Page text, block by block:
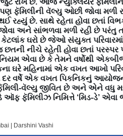
રાખે છે. આજે ન્યુક્લિયર
ફૅમિલીની વૅલ્યુ ઓછી જોવા મળી
રહ્યું છે. સાથે રહેતા હોવા છતાં
અને સાંભળવા મળી રહી છે
ઘરો છે જેઓ સંયુક્ત
નીચે રહેતી હોવા છતાં
એવા છે કે તેમને વર્ષોથી
ઘરે મહિનામાં એક વખત આખો
વર્ષે એક વખત પિકનિકનું
વૅલ્યુ જીવિત છે અને એને વધુ
નિમિત્તે ‘મિડ-ડે’ એવા
| Darshini Vashi